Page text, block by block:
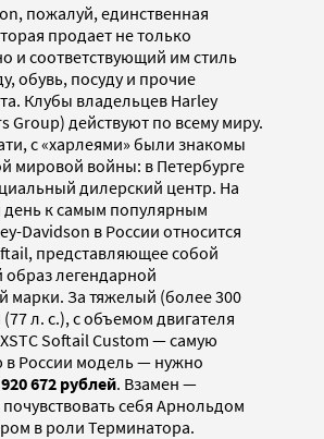
пожалуй, единственная
продает не только
и соответствующий им стиль
обувь, посуду и прочие
Клубы владельцев Harley
Group) действуют по всему миру.
с «харлеями» были знакомы
мировой войны: в Петербурге
дилерский центр. На
к самым популярным
Davidson в России относится
представляющее собой
образ легендарной
марки. За тяжелый (более 300
л. с.), с объемом двигателя
Softail Custom — самую
в России модель — нужно
672 рублей. Взамен —
себя Арнольдом
в роли Терминатора.